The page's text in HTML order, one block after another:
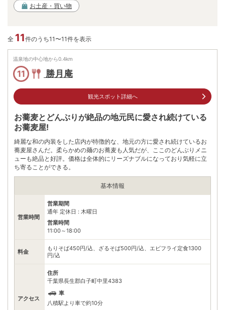
お土産・買い物
全 11件のうち11〜11件を表示
温泉地の中心地から0.4km
11 勝月庵
観光スポット詳細へ
お蕎麦とどんぶりが絶品の地元民に愛され続けている
お蕎麦屋!
綺麗な和の内装をした店内が特徴的な、地元の方に愛され続けているお
蕎麦屋さんだ。柔らかめの麺のお蕎麦も人気だが、ここのどんぶりメニ
ューも絶品と好評。価格は全体的にリーズナブルになっており気軽に立
ち寄ることができる。
基本情報
営業時間
営業期間
通年 定休日 : 木曜日
営業時間
11:00～18:00
料金
もりそば450円/込、ざるそば500円/込、エビフライ定食1300
円/込
アクセス
住所
千葉県長生郡白子町中里4383
車
八積駅より車で約10分